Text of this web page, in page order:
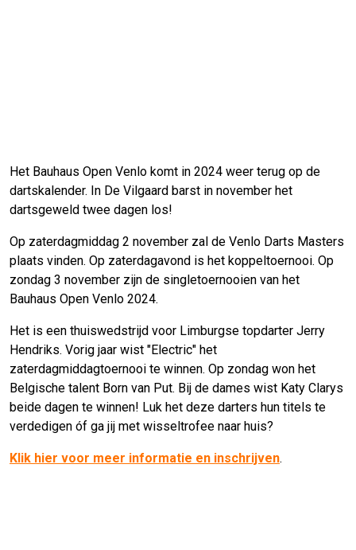
Het Bauhaus Open Venlo komt in 2024 weer terug op de
dartskalender. In De Vilgaard barst in november het
dartsgeweld twee dagen los!
Op zaterdagmiddag 2 november zal de Venlo Darts Masters
plaats vinden. Op zaterdagavond is het koppeltoernooi. Op
zondag 3 november zijn de singletoernooien van het
Bauhaus Open Venlo 2024.
Het is een thuiswedstrijd voor Limburgse topdarter Jerry
Hendriks. Vorig jaar wist "Electric" het
zaterdagmiddagtoernooi te winnen. Op zondag won het
Belgische talent Born van Put. Bij de dames wist Katy Clarys
beide dagen te winnen! Luk het deze darters hun titels te
verdedigen óf ga jij met wisseltrofee naar huis?
Klik hier voor meer informatie en inschrijven.